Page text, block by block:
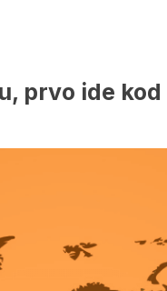
prvo ide